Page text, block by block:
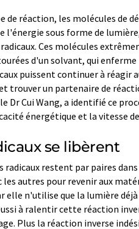
de réaction, les molécules de
l'énergie sous forme de
Ces molécules
d'un solvant, qui enferme
puissent continuer à
trouver un partenaire de
Dr Cui Wang, a identifié ce
énergétique et la vitesse
se libèrent
radicaux restent par paires
les autres pour revenir aux
elle n'utilise que la lumière
à ralentir cette réaction
Plus la réaction inverse